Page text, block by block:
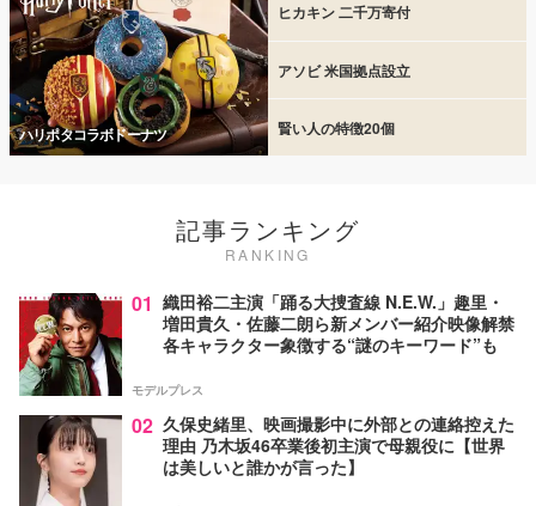
ハリポタコラボドーナツ
ヒカキン 二千万寄付
アソビ 米国拠点設立
賢い人の特徴20個
記事ランキング
RANKING
01 織田裕二主演「踊る大捜査線 N.E.W.」趣里・
増田貴久・佐藤二朗ら新メンバー紹介映像解禁
各キャラクター象徴する“謎のキーワード”も
モデルプレス
02 久保史緒里、映画撮影中に外部との連絡控えた
理由 乃木坂46卒業後初主演で母親役に【世界
は美しいと誰かが言った】